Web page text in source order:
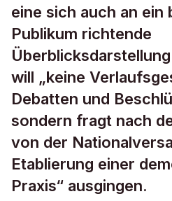
eine sich auch an ein
Publikum richtende
will „keine
Debatten und
sondern fragt nach
von der
Etablierung einer
Praxis“ ausgingen.